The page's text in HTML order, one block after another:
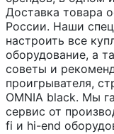
Доставка товара
России. Наши
настроить все
оборудование, а
советы и
проигрывателя,
OMNIA black. Мы
сервис от
fi и hi-end